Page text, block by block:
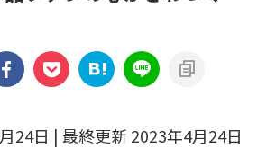
24日 | 最終更新 2023年4月24日